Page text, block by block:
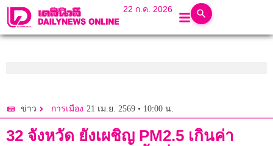
22 ก.ค. 2026
ข่าว การเมือง 21 เม.ย. 2569 • 10:00 น.
32 จังหวัด ยังเผชิญ PM2.5 เกินค่า